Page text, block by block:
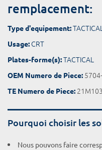
remplacement:
Type d'equipement:
Usage: CRT
Plates-forme(s):TACTICAL
OEM Numero de Piece:
TE Numero de Piece:
Pourquoi choisir les
Nous pouvons faire